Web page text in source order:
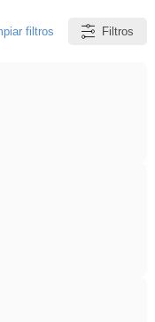
filtros Filtros